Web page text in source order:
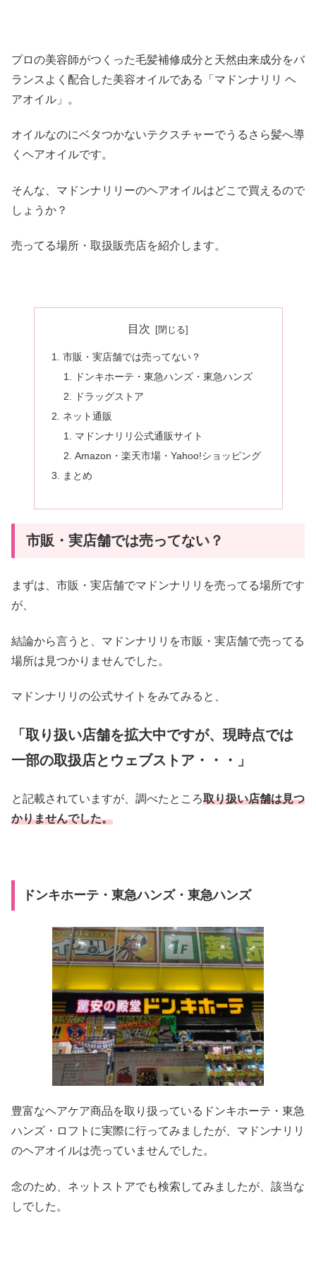
プロの美容師がつくった毛髪補修成分と天然由来成分をバ
ランスよく配合した美容オイルである「マドンナリリ ヘ
アオイル」。
オイルなのにベタつかないテクスチャーでうるさら髪へ導
くヘアオイルです。
そんな、マドンナリリーのヘアオイルはどこで買えるので
しょうか？
売ってる場所・取扱販売店を紹介します。
目次
市販・実店舗では売ってない？
ドンキホーテ・東急ハンズ・東急ハンズ
ドラッグストア
ネット通販
マドンナリリ公式通販サイト
Amazon・楽天市場・Yahoo!ショッピング
まとめ
市販・実店舗では売ってない？
まずは、市販・実店舗でマドンナリリを売ってる場所です
が、
結論から言うと、マドンナリリを市販・実店舗で売ってる
場所は見つかりませんでした。
マドンナリリの公式サイトをみてみると、
「取り扱い店舗を拡大中ですが、現時点では
一部の取扱店とウェブストア・・・」
と記載されていますが、調べたところ取り扱い店舗は見つ
かりませんでした。
ドンキホーテ・東急ハンズ・東急ハンズ
豊富なヘアケア商品を取り扱っているドンキホーテ・東急
ハンズ・ロフトに実際に行ってみましたが、マドンナリリ
のヘアオイルは売っていませんでした。
念のため、ネットストアでも検索してみましたが、該当な
しでした。